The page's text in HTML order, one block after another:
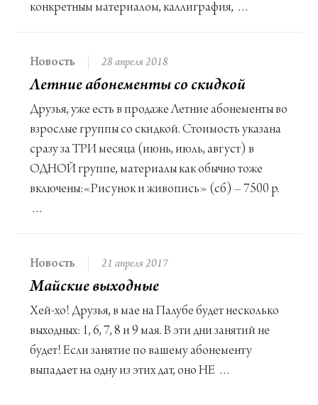
конкретным материалом, каллиграфия, …
Новость 28 апреля 2018
Летние абонементы со скидкой
Друзья, уже есть в продаже Летние абонементы во
взрослые группы со скидкой. Стоимость указана
сразу за ТРИ месяца (июнь, июль, август) в
ОДНОЙ группе, материалы как обычно тоже
включены:«Рисунок и живопись» (сб) – 7500 р.
…
Новость 21 апреля 2017
Майские выходные
Хей-хо! Друзья, в мае на Палубе будет несколько
выходных: 1, 6, 7, 8 и 9 мая. В эти дни занятий не
будет! Если занятие по вашему абонементу
выпадает на одну из этих дат, оно НЕ …